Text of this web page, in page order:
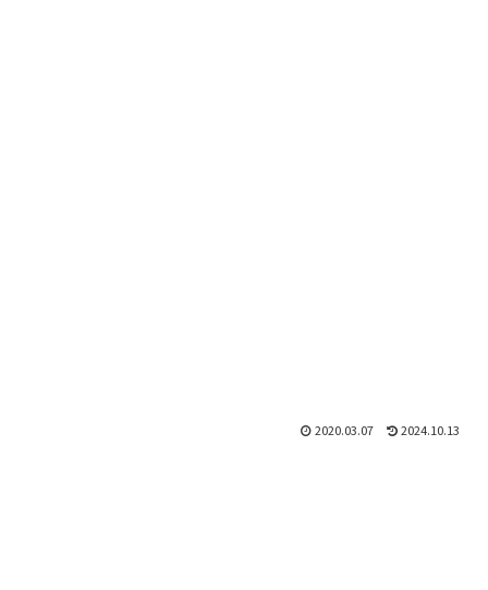
2020.03.07 2024.10.13